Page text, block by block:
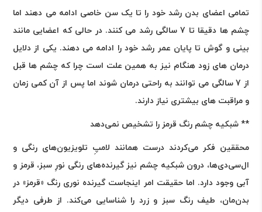
تمامی اعضای بدن رشد خود را تا یک سن خاصی ادامه می دهند اما
چشم ها دقیقا تا 7 سالگی رشد می کنند. در حالی که اعضایی مانند
بینی و گوش تا پایان عمر رشد خود را ادامه می دهند. یکی از دلایل
درمان های زود هنگام نیز به همین علت است چرا که چشم ها قبل
از 7 سالگی می توانند به راحتی درمان شوند اما پس از آن کمی زمان
و مراقبت های بیشتری نیاز دارند.
** شبکیه چشم رنگ قرمز را تشخیص نمی‌دهد
محققین فکر می‌کردند درست همانند لامپ‌ِ تلویزیون‌های رنگی و
ال‌سی‌دی‌ها، درون شبکیه چشم نیز گیرنده‌های رنگی نورِ سبز، قرمز و
آبی وجود دارد. اما حقیقت امر اینجاست گیرنده نوری رنگ «قرمز» در
بدن‌مان، طیف رنگ سبز و زرد را شناسایی می‌کند. از طرفی دیگر